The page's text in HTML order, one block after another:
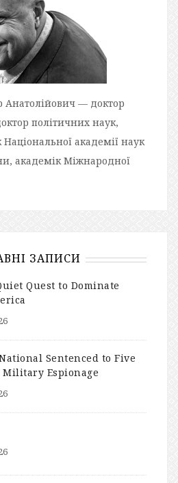
— доктор
політичних наук,
академії наук
академік Міжнародної
ЗАПИСИ
Quest to Dominate
Sentenced to Five
Military Espionage